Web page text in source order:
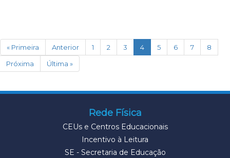
« Primeira Anterior 1 2 3 4(current)
5 6 7
8
Próxima
Última »
Rede Física
CEUs e Centros Educacionais
Incentivo à Leitura
SE - Secretaria de Educação